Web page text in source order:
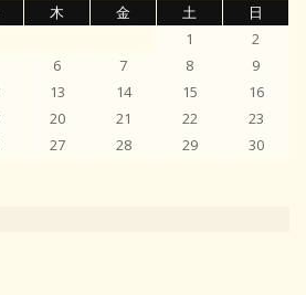
木 金 土
日
1
2
6 7 8
9
13 14 15
16
20 21 22
23
27 28 29
30